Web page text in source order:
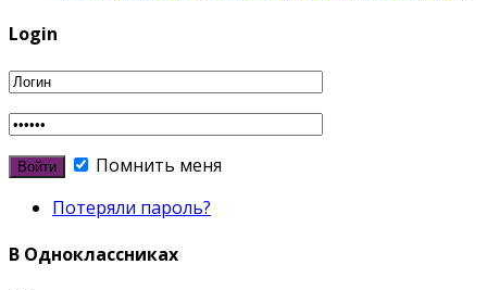
Login
Помнить меня
Потеряли пароль?
В Одноклассниках